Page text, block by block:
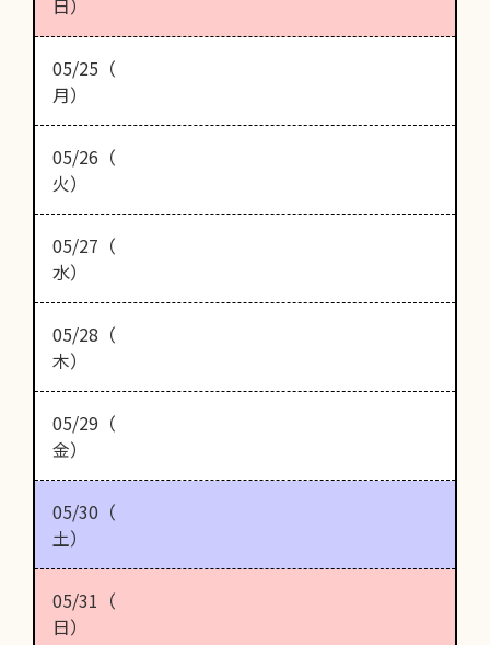
日）
05/25（
月）
05/26（
火）
05/27（
水）
05/28（
木）
05/29（
金）
05/30（
土）
05/31（
日）